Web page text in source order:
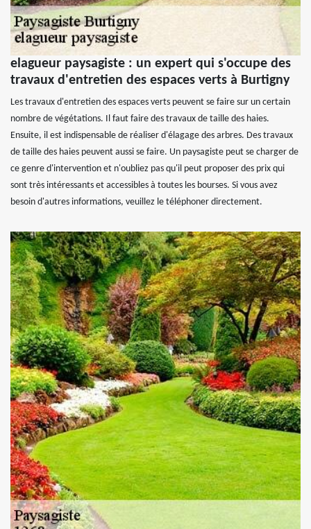
elagueur paysagiste : un expert qui s'occupe des
travaux d'entretien des espaces verts à Burtigny
Les travaux d'entretien des espaces verts peuvent se faire sur un certain
nombre de végétations. Il faut faire des travaux de taille des haies.
Ensuite, il est indispensable de réaliser d'élagage des arbres. Des travaux
de taille des haies peuvent aussi se faire. Un paysagiste peut se charger de
ce genre d'intervention et n'oubliez pas qu'il peut proposer des prix qui
sont très intéressants et accessibles à toutes les bourses. Si vous avez
besoin d'autres informations, veuillez le téléphoner directement.